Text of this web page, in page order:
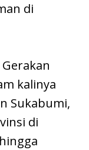
di
kalinya
Sukabumi,
di